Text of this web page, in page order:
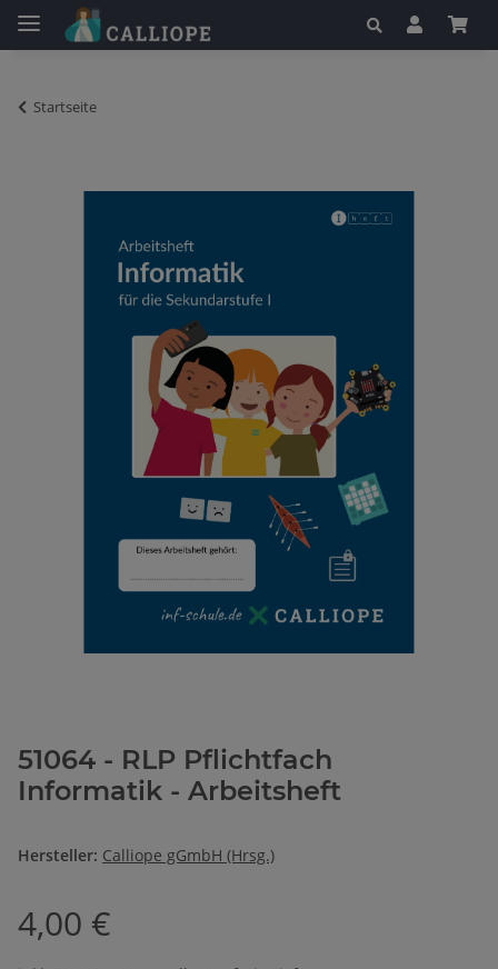
Startseite
51064 - RLP Pflichtfach
Informatik - Arbeitsheft
Hersteller: Calliope gGmbH (Hrsg.)
4,00 €